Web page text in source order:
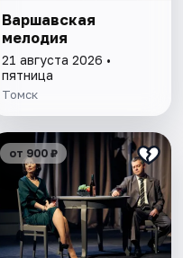
Варшавская
мелодия
21 августа 2026 •
пятница
Томск
от 900 ₽